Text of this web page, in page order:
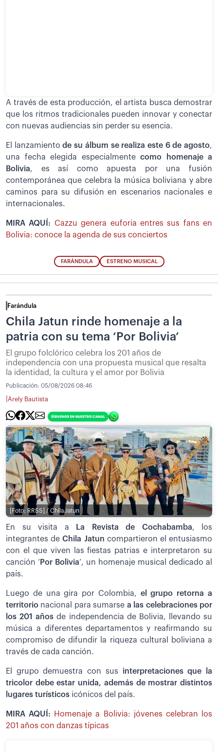
A través de esta producción, el artista busca demostrar
que los ritmos tradicionales pueden innovar y conectar
con nuevas audiencias sin perder su esencia.
El lanzamientode su álbum se realiza este 6 de agosto,
una fecha elegida especialmente como homenaje a
Bolivia, es así como apuesta por una fusión
contemporánea que celebra la música boliviana y abre
caminos para su difusión en escenarios nacionales e
internacionales.
MIRA AQUÍ: Cazzu genera euforia entres sus fans en
Bolivia: conoce la agenda de sus conciertos
FARÁNDULA ESTRENO MUSICAL
Farándula
Chila Jatun rinde homenaje a la
patria con su tema ‘Por Bolivia’
El grupo folclórico celebra los 201 años de
independencia con una propuesta musical que resalta
la identidad, la cultura y el amor por Bolivia
Publicación: 05/08/2026 08:46
Arely Bautista
[Foto: RRSS] / Chila Jatun
En su visita a La Revista de Cochabamba, los
integrantes de Chila Jatun compartieron el entusiasmo
con el que viven las fiestas patrias e interpretaron su
canción ‘ Por Bolivia’, un homenaje musical dedicado al
país.
Luego de una gira por Colombia, el grupo retorna a
territorio nacional para sumarse a las celebraciones por
los 201 años de independencia de Bolivia, llevando su
música a diferentes departamentos y reafirmando su
compromiso de difundir la riqueza cultural boliviana a
través de cada canción.
El grupo demuestra con sus interpretaciones que la
tricolor debe estar unida, además de mostrar distintos
lugares turísticos icónicos del país.
MIRA AQUÍ:
Homenaje a Bolivia: jóvenes celebran los
201 años con danzas típicas